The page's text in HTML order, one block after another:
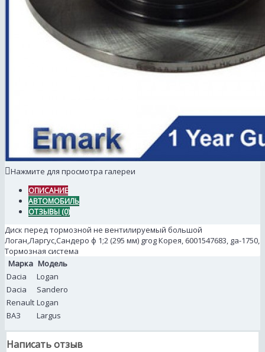
Нажмите для просмотра галереи
ОПИСАНИЕ
АВТОМОБИЛЬ
ОТЗЫВЫ (0)
Диск перед тормозной не вентилируемый большой
Логан,Ларгус,Сандеро ф 1;2 (295 мм) grog Корея, 6001547683, ga-1750,
Тормозная система
Марка Модель
Dacia
Logan
Dacia
Sandero
Renault Logan
ВАЗ
Largus
Написать отзыв